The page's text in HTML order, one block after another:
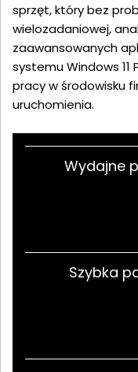
sprzęt, który bez
wielozadaniowej,
zaawansowanych
systemu Windows
pracy w środowisku
uruchomienia.
Wydajne
Szybka